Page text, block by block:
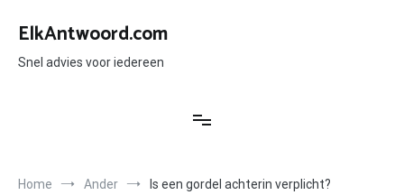
naar
inhoud
ElkAntwoord.com
Snel advies voor iedereen
Home Ander Is een gordel achterin verplicht?